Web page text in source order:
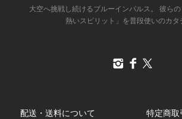
大空へ挑戦し続けるブルーインパルス。 彼らの
熱いスピリット」を普段使いのカタ
配送・送料について
特定商